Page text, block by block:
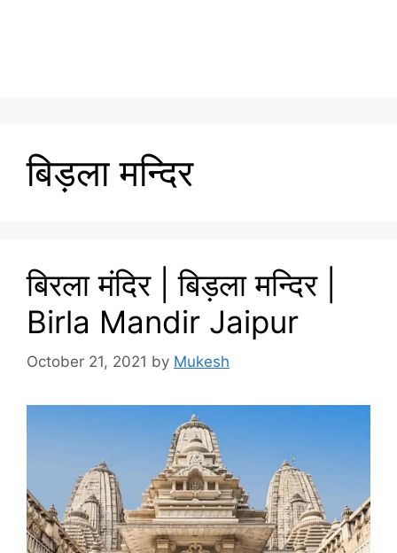
बिड़ला मन्दिर
बिरला मंदिर | बिड़ला मन्दिर |
Birla Mandir Jaipur
October 21, 2021 by Mukesh